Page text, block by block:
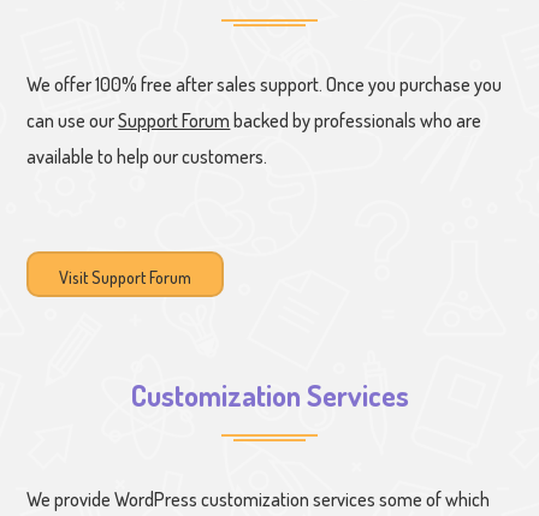
We offer 100% free after sales support. Once you purchase you
can use ourSupport Forum backed by professionals who are
available to help our customers.
Visit Support Forum
Customization Services
We provide WordPress customization services some of which